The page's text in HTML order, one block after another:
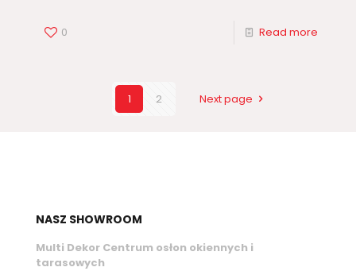
0 Read more
1 2 Next page
NASZ SHOWROOM
Multi Dekor Centrum osłon okiennych i
tarasowych